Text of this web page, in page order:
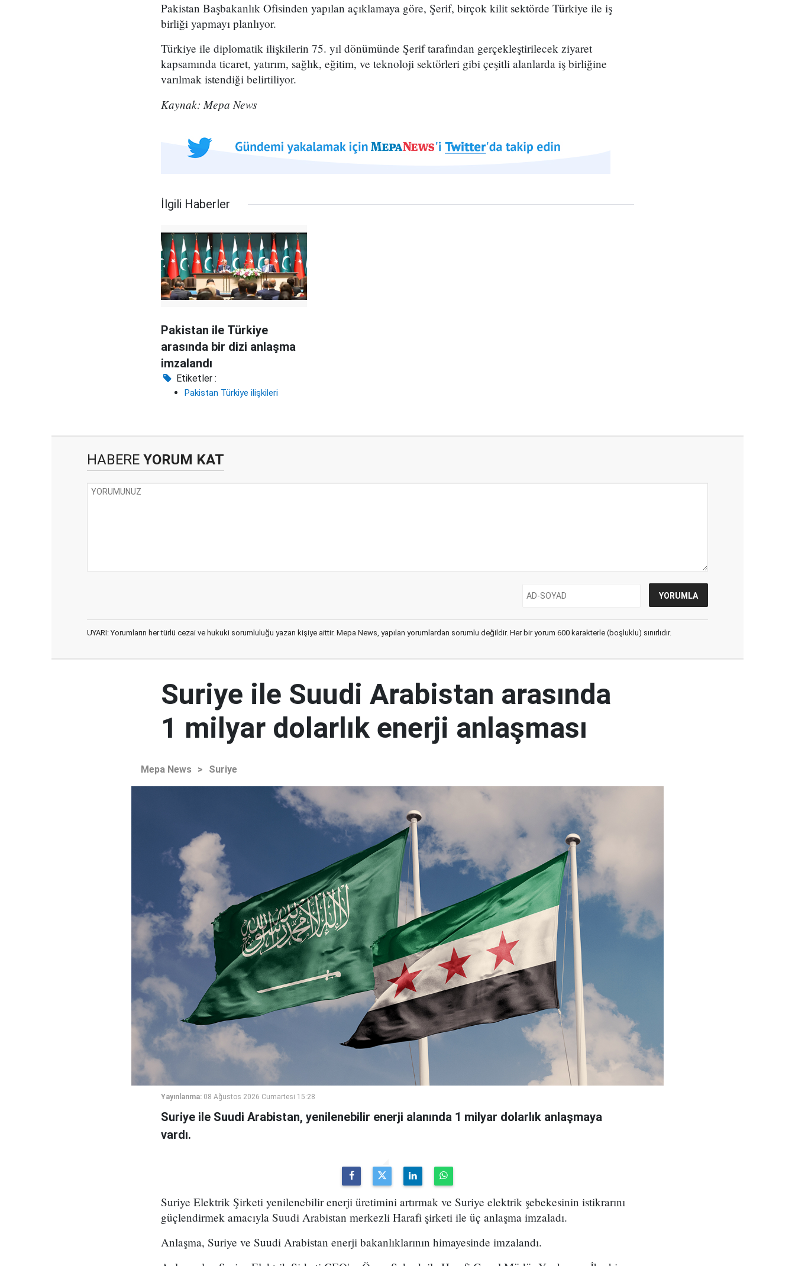
Pakistan Başbakanlık Ofisinden yapılan açıklamaya göre, Şerif, birçok kilit sektörde Türkiye ile iş
birliği yapmayı planlıyor.
Türkiye ile diplomatik ilişkilerin 75. yıl dönümünde Şerif tarafından gerçekleştirilecek ziyaret
kapsamında ticaret, yatırım, sağlık, eğitim, ve teknoloji sektörleri gibi çeşitli alanlarda iş birliğine
varılmak istendiği belirtiliyor.
Kaynak: Mepa News
İlgili Haberler
Pakistan ile Türkiye
arasında bir dizi anlaşma
imzalandı
Etiketler :
Pakistan Türkiye ilişkileri
HABERE YORUM KAT
UYARI: Yorumların her türlü cezai ve hukuki sorumluluğu yazan kişiye aittir. Mepa News, yapılan yorumlardan sorumlu değildir. Her bir yorum 600 karakterle (boşluklu) sınırlıdır.
Suriye ile Suudi Arabistan arasında
1 milyar dolarlık enerji anlaşması
Mepa News > Suriye
Yayınlanma: 08 Ağustos 2026 Cumartesi 15:28
Suriye ile Suudi Arabistan, yenilenebilir enerji alanında 1 milyar dolarlık anlaşmaya
vardı.
Suriye Elektrik Şirketi yenilenebilir enerji üretimini artırmak ve Suriye elektrik şebekesinin istikrarını
güçlendirmek amacıyla Suudi Arabistan merkezli Harafi şirketi ile üç anlaşma imzaladı.
Anlaşma, Suriye ve Suudi Arabistan enerji bakanlıklarının himayesinde imzalandı.